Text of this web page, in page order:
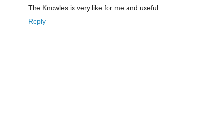
The Knowles is very like for me and useful.
Reply